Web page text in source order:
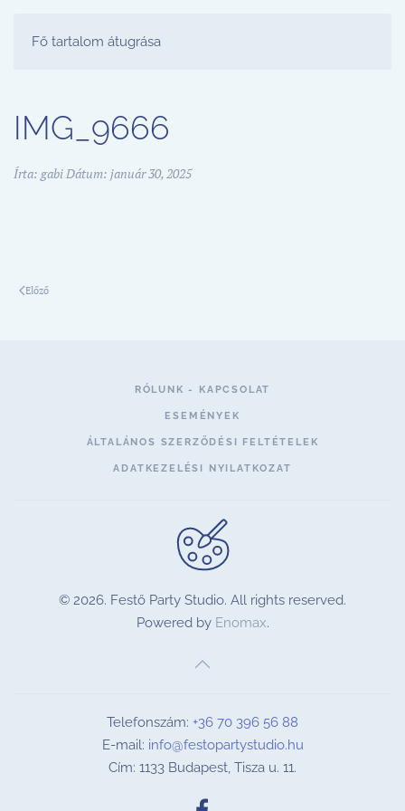
Fő tartalom átugrása
FESTŐ PARTY STÚDIÓ
IMG_9666
Írta: gabiDátum: január 30, 2025
Előző
RÓLUNK - KAPCSOLAT
ESEMÉNYEK
ÁLTALÁNOS SZERZŐDÉSI FELTÉTELEK
ADATKEZELÉSI NYILATKOZAT
© 2026. Festő Party Studio. All rights reserved.
Powered by Enomax.
Telefonszám: +36 70 396 56 88
E-mail: info@festopartystudio.hu
Cím: 1133 Budapest, Tisza u. 11.